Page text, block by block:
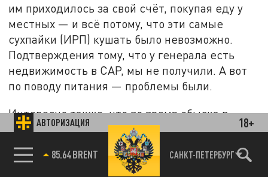
АВТОРИЗАЦИЯ 18+
85.64 BRENT САНКТ-ПЕТЕРБУРГ
им приходилось за свой счёт, покупая еду у
местных — и всё потому, что эти самые
сухпайки (ИРП) кушать было невозможно.
Подтверждения тому, что у генерала есть
недвижимость в САР, мы не получили. А вот
по поводу питания — проблемы были.
Интересно также, что во время обыска в
особняке арестованного экс-военачальника
обнаружились многочисленные портреты в
тяжёлых рамах — с его собственным